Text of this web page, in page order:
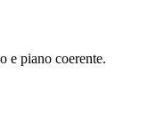
e piano coerente.